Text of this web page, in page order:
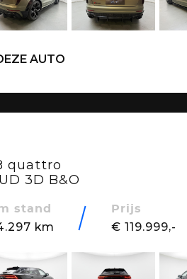
AUTO
quattro
3D B&O
stand
km
Prijs
€ 119.999,-